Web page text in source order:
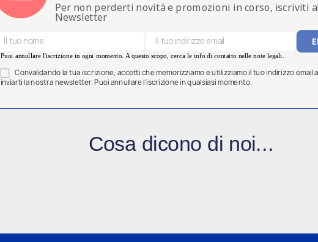
Per non perderti novità e promozioni in corso, iscriviti
Newsletter
Puoi annullare l'iscrizione in ogni momento. A questo scopo, cerca le info di contatto nelle note legali.
Convalidando la tua iscrizione, accetti che memorizziamo e utilizziamo il tuo indirizzo email
inviarti la nostra newsletter. Puoi annullare l'iscrizione in qualsiasi momento.
Cosa dicono di noi...